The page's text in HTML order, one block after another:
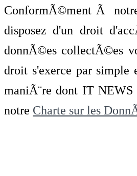
ConformÃ©ment Ã
disposez d'un droit
donnÃ©es collectÃ©es
droit s'exerce par
maniÃ¨re dont IT
notre Charte sur les